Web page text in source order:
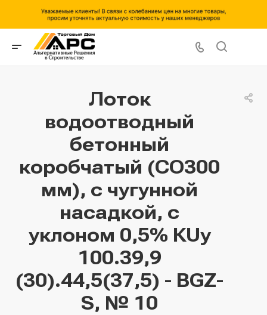
Лоток
водоотводный
бетонный
коробчатый (СО300
мм), с чугунной
насадкой, с
уклоном 0,5% КUу
100.39,9
(30).44,5(37,5) - BGZ-
S, № 10